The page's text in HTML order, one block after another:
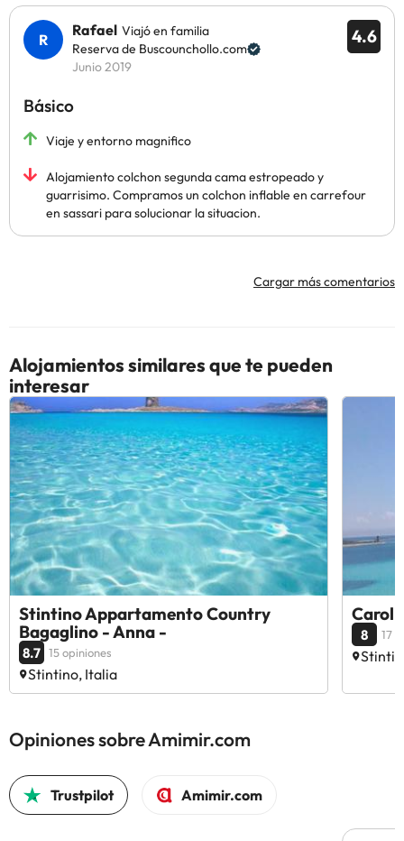
4.6
Rafael Viajó en familia
Reserva de Buscounchollo.com
Junio 2019
Básico
Viaje y entorno magnifico
Alojamiento colchon segunda cama estropeado y
guarrisimo. Compramos un colchon inflable en carrefour
en sassari para solucionar la situacion.
Cargar más comentarios
Alojamientos similares que te pueden
interesar
Stintino Appartamento Country
Bagaglino - Anna -
8.7 15 opiniones
Stintino, Italia
8 17
Opiniones sobre Amimir.com
Trustpilot Amimir.com